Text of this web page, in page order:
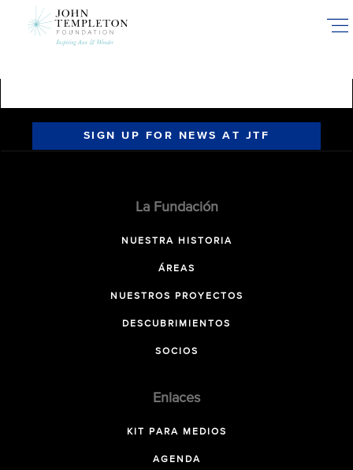
SIGN UP FOR NEWS AT JTF
La Fundación
NUESTRA HISTORIA
ÁREAS
NUESTROS PROYECTOS
DESCUBRIMIENTOS
SOCIOS
Enlaces
KIT PARA MEDIOS
AGENDA